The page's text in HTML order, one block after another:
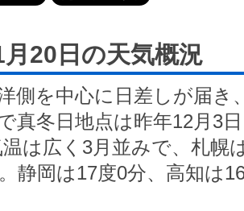
20日の天気概況
側を中心に日差しが届
真冬日地点は昨年12月3
温は広く3月並みで、札幌
静岡は17度0分、高知は